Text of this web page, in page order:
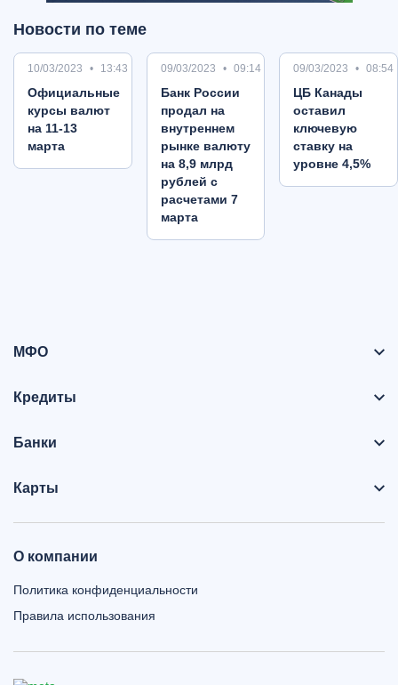
Новости по теме
10/03/2023 13:43
Oфициальные
курсы валют
на 11-13
марта
09/03/2023 09:14
Банк России
продал на
внутреннем
рынке валюту
на 8,9 млрд
рублей с
расчетами 7
марта
09/03/2023 08:54
ЦБ Канады
оставил
ключевую
ставку на
уровне 4,5%
МФО
Кредиты
Банки
Карты
О компании
Политика конфиденциальности
Правила использования